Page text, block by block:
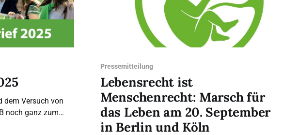
dem Versuch von
noch ganz zum
Pressemitteilung
Lebensrecht ist
Menschenrecht: Marsch für
das Leben am 20. September
in Berlin und Köln